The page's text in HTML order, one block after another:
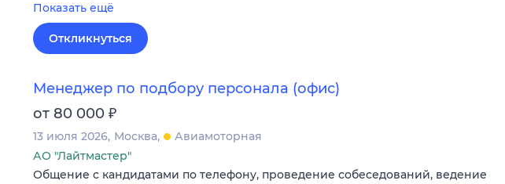
Показать ещё
Откликнуться
Менеджер по подбору персонала (офис)
от 80 000 ₽
13 июля 2026 Москва
Авиамоторная
АО "Лайтмастер"
Общение с кандидатами по телефону, проведение собеседований, ведение